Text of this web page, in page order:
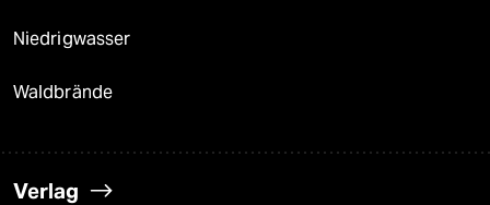
Niedrigwasser
Waldbrände
Verlag